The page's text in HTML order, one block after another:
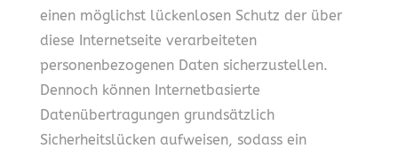
einen möglichst lückenlosen Schutz der über
diese Internetseite verarbeiteten
personenbezogenen Daten sicherzustellen.
Dennoch können Internetbasierte
Datenübertragungen grundsätzlich
Sicherheitslücken aufweisen, sodass ein